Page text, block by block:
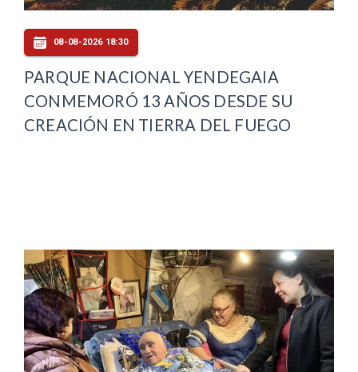
08-08-2026 18:30
PARQUE NACIONAL YENDEGAIA
CONMEMORÓ 13 AÑOS DESDE SU
CREACIÓN EN TIERRA DEL FUEGO